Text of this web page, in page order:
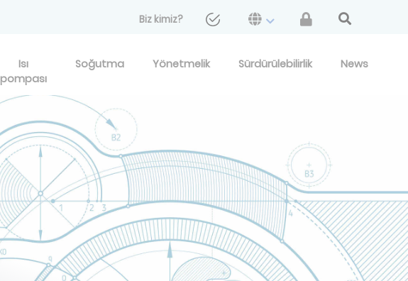
Biz kimiz?
Isı
pompası
Soğutma Yönetmelik Sürdürülebilirlik News